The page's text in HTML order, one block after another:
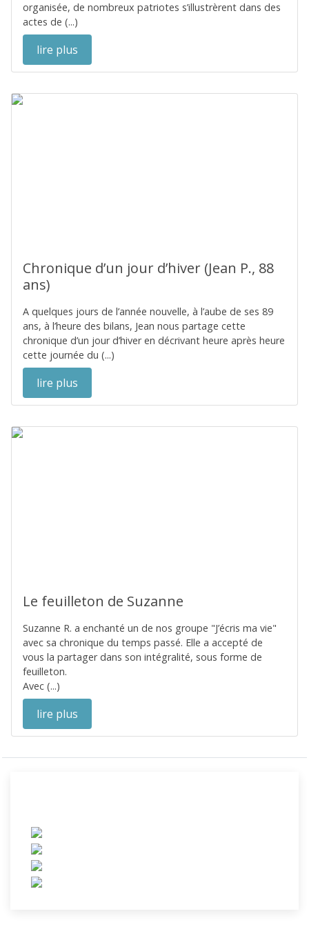
organisée, de nombreux patriotes s’illustrèrent dans des
actes de (...)
lire plus
Chronique d’un jour d’hiver (Jean P., 88
ans)
A quelques jours de l’année nouvelle, à l’aube de ses 89
ans, à l’heure des bilans, Jean nous partage cette
chronique d’un jour d’hiver en décrivant heure après heure
cette journée du (...)
lire plus
Le feuilleton de Suzanne
Suzanne R. a enchanté un de nos groupe "J’écris ma vie"
avec sa chronique du temps passé. Elle a accepté de
vous la partager dans son intégralité, sous forme de
feuilleton.
Avec (...)
lire plus